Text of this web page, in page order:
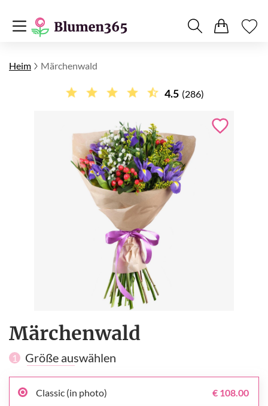
Heim Märchenwald
4.5 (286)
Märchenwald
1 Größe auswählen
Classic (in photo) € 108.00